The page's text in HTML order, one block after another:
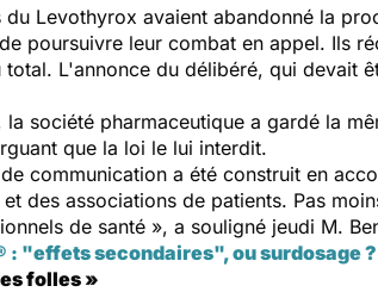
Levothyrox avaient abandonné la
poursuivre leur combat en appel. Ils
L'annonce du délibéré, qui devait
la société pharmaceutique a gardé la
que la loi le lui interdit.
communication a été construit en
des associations de patients. Pas
de santé », a souligné jeudi M.
: "effets secondaires", ou surdosage ?
folles »